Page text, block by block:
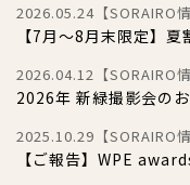
2026.05.24【SORAIRO情
【7月〜8月末限定】
2026.04.12【SORAIRO情
2026年 新緑撮影会の
2025.10.29【SORAIRO情
【ご報告】WPE